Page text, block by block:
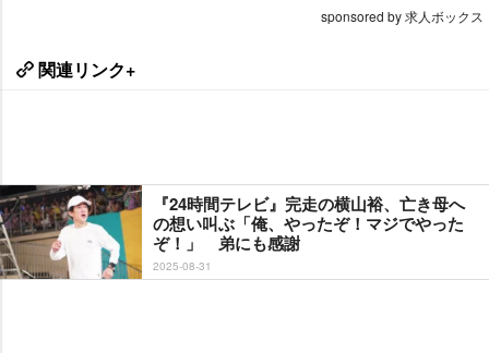
sponsored by 求人ボックス
関連リンク+
『24時間テレビ』完走の横山裕、亡き母へ
の想い叫ぶ「俺、やったぞ！マジでやった
ぞ！」 弟にも感謝
2025-08-31